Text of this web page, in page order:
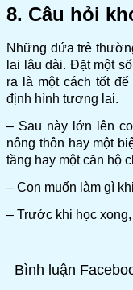
8. Câu hỏi
Những đứa trẻ
lai lâu dài. Đặt một
ra là một cách tốt
định hình tương lai.
– Sau này lớn lên
nông thôn hay một
tầng hay một căn hộ
– Con muốn làm gì
– Trước khi học
Bình luận